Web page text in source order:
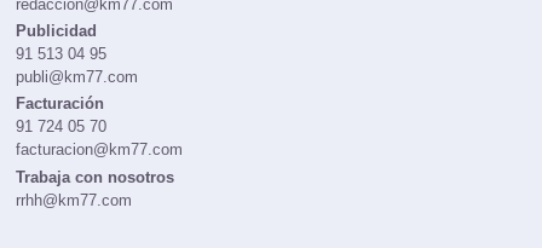
redaccion@km77.com
Publicidad
91 513 04 95
publi@km77.com
Facturación
91 724 05 70
facturacion@km77.com
Trabaja con nosotros
rrhh@km77.com